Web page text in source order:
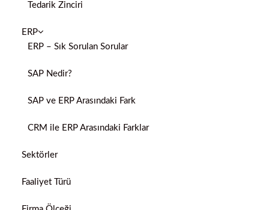
Tedarik Zinciri
ERP
ERP – Sık Sorulan Sorular
SAP Nedir?
SAP ve ERP Arasındaki Fark
CRM ile ERP Arasındaki Farklar
Sektörler
Faaliyet Türü